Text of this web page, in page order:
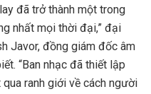
đã trở thành một trong
nhất mọi thời đại,” đại
Javor, đồng giám đốc âm
“Ban nhạc đã thiết lập
ranh giới về cách người